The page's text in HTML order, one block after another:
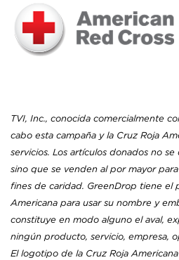
TVI, Inc., conocida comercialmente
cabo esta campaña y la Cruz Roja
servicios. Los artículos donados no
sino que se venden al por mayor
fines de caridad. GreenDrop tiene el
Americana para usar su nombre y
constituye en modo alguno el aval,
ningún producto, servicio, empresa,
El logotipo de la Cruz Roja